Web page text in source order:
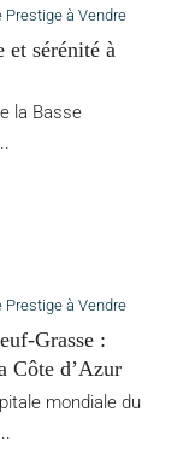
à Vendre
et sérénité à
la Basse
à Vendre
Grasse :
Côte d’Azur
mondiale du